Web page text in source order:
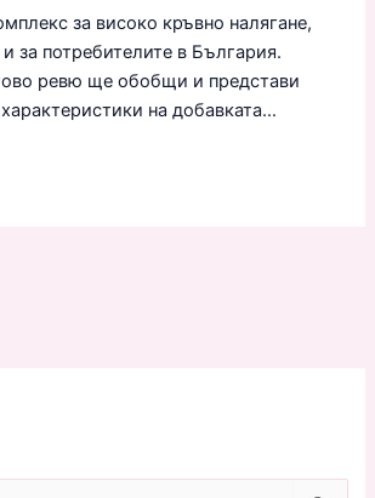
за високо кръвно налягане,
за потребителите в България.
ревю ще обобщи и представи
на добавката…